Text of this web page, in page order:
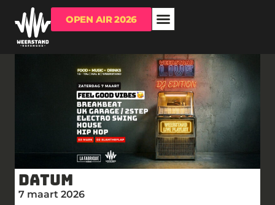
OPEN AIR 2026
Datum
7 maart 2026